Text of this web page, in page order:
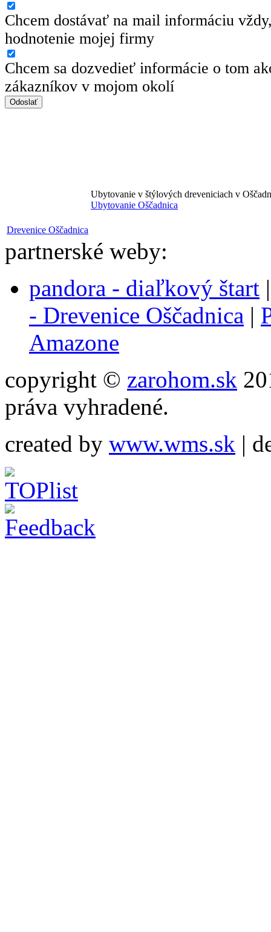
Chcem dostávať na mail informáciu
hodnotenie mojej firmy
Chcem sa dozvedieť informácie o tom
zákazníkov v mojom okolí
Drevenice Oščadnica
Ubytovanie v štýlových dreveniciach v
Ubytovanie Oščadnica
partnerské weby:
pandora - diaľkový štart
- Drevenice Oščadnica |
Amazone
copyright © zarohom.sk
práva vyhradené.
created by www.wms.sk |